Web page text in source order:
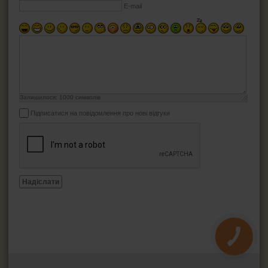
E-mail
Залишилося: 1000 символів
Підписатися на повідомлення про нові відгуки
Надіслати
КНОПКА
ЗВ'ЯЗКУ